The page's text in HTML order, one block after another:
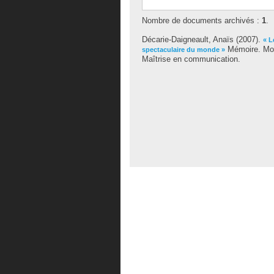
Nombre de documents archivés : 1.
Décarie-Daigneault, Anaïs (2007). «
spectaculaire du monde » Mémoire.
Maîtrise en communication.